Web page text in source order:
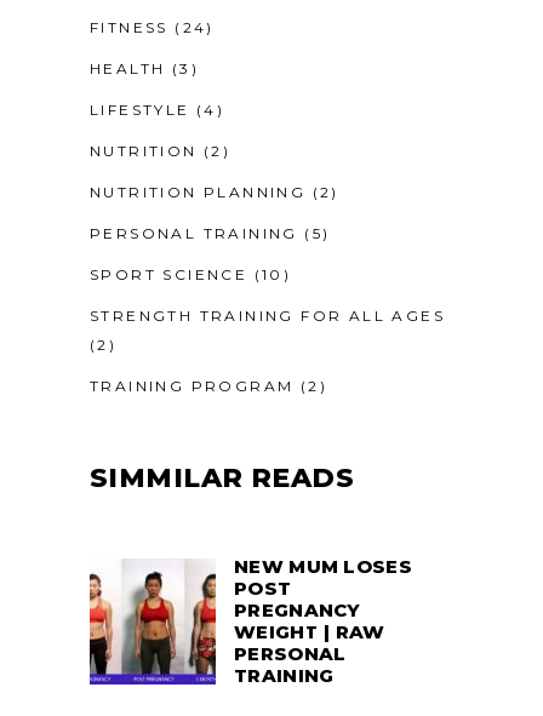
FITNESS (24)
HEALTH (3)
LIFESTYLE (4)
NUTRITION (2)
NUTRITION PLANNING (2)
PERSONAL TRAINING (5)
SPORT SCIENCE (10)
STRENGTH TRAINING FOR ALL AGES
(2)
TRAINING PROGRAM (2)
SIMMILAR READS
NEW MUM LOSES
POST
PREGNANCY
WEIGHT | RAW
PERSONAL
TRAINING